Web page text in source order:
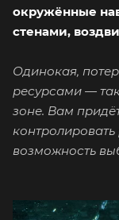
окружённые
стенами,
Одинокая,
ресурсами —
зоне. Вам
возможность